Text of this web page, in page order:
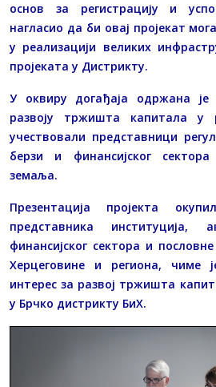
основ за регистрацију и
нагласио да би овај пројекат
у реализацији великих
пројеката у Дистрикту.
У оквиру догађаја одржана је
развоју тржишта капитала у
учествовали представници
берзи и финансијског
земаља.
Презентација пројекта
представника институција,
финансијског сектора и
Херцеговине и региона, чиме
интерес за развој тржишта
у Брчко дистрикту БиХ.